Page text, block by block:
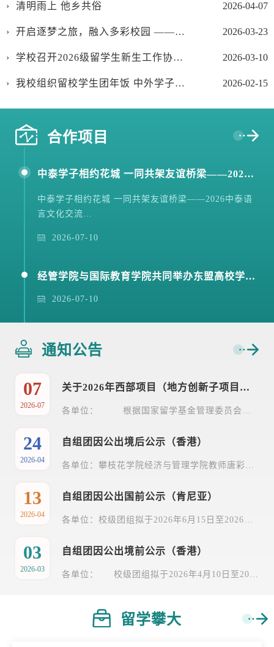
清明雨上 他乡共俗 2026-04-07
开启逐梦之旅，融入多彩校园 ——国际教育学院组织2026级国际新生文化体验活动 2026-03-23
学校召开2026级留学生新生工作协调会 2026-03-10
我校组织留校学生团年饭 中外学子共迎新春 2026-02-15
合作项目
中泰学子相约花城 一同共架友谊桥梁——2026中泰语言文化交流夏令营圆满举办
中泰学子相约花城 一同共架友谊桥梁——2026中泰语
言文化交流...
2026-07-10
经管学院与国际教育学院共同举办东盟高校学术交流系列线上讲座（第一期）
2026-07-10
通知公告
07
2026-07
关于2026年西部项目（地方创新子项目）访问学者推荐人选的公示
各单位： 根据国家留学基金管理委员会项目选拔办法及有关要求，经个人申请，所在单位推荐，材料评审，专家评审，拟确定生化学院袁玎；钒钛学院张高庆、费之奎；数计学院蔡博；电气学院张力文（见下表）为2026年我校西部项目（地方创新子项目）访问学者推荐人选。现四川省教育厅对项目选派办法和推荐人选名单进行公示，公示时间从2026年7月7日至9日。公示链接如下：https://edu.sc.gov.cn/scedu/c100495/2026/7/7/8329cb7b4d744d668950e9bdca5f8c95....
24
2026-04
自组团因公出境后公示（香港）
各单位：攀枝花学院经济与管理学院教师唐彩虹已于2026年4月10日至2026年4月12日赴香港执行教学科研任务，现将自组团因公出国前信息(附件)予以公示。公示时间：2026年4月24日至2026年4月30日。 如有异议，请于公示期内以真实姓名向学校国合处（0812-3371007）反映。 国教院（国合处） 2026年4月24日
13
2026-04
自组团因公出国前公示（肯尼亚）
各单位：校级团组拟于2026年6月15日至2026年6月20日赴肯尼亚开展教育合作，现将自组团因公出国前信息(附件)予以公示。公示时间：2026年4月13日至2026年4月17日。 如有异议，请于公示期内以真实姓名向学校国合处（0812-3371007）反映。 国教院（国合处） 2026年4月13日
03
2026-03
自组团因公出境前公示（香港）
各单位： 校级团组拟于2026年4月10日至2026年4月12日赴香港执行教学科研任务，现将自组团因公出境前信息(附件)予以公示。公示时间：2026年3月3日至2026年3月9日。 如有异议，请于公示期内以真实姓名向学校国合处（0812-3371007）反映。 国教院（国合处） 2026年3月3日
留学攀大